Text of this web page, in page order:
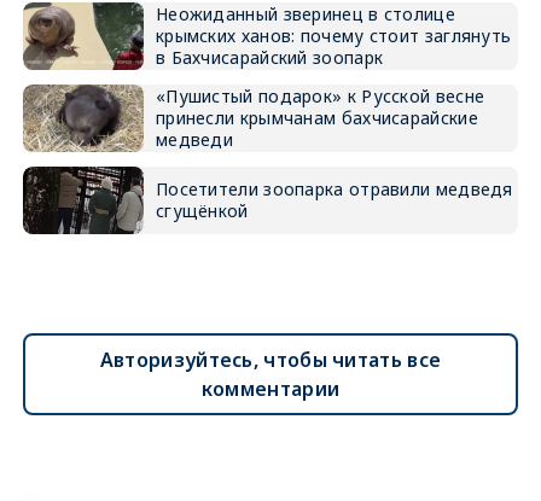
Неожиданный зверинец в столице
крымских ханов: почему стоит заглянуть
в Бахчисарайский зоопарк
«Пушистый подарок» к Русской весне
принесли крымчанам бахчисарайские
медведи
Посетители зоопарка отравили медведя
сгущёнкой
Авторизуйтесь, чтобы читать все
комментарии